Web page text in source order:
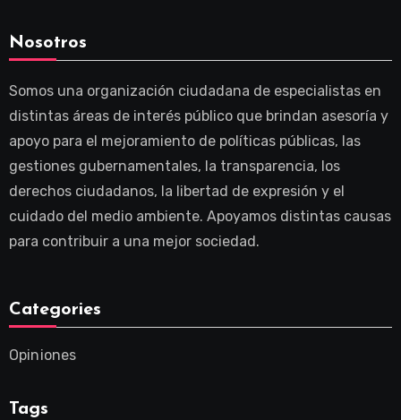
Nosotros
Somos una organización ciudadana de especialistas en
distintas áreas de interés público que brindan asesoría y
apoyo para el mejoramiento de políticas públicas, las
gestiones gubernamentales, la transparencia, los
derechos ciudadanos, la libertad de expresión y el
cuidado del medio ambiente. Apoyamos distintas causas
para contribuir a una mejor sociedad.
Categories
Opiniones
Tags